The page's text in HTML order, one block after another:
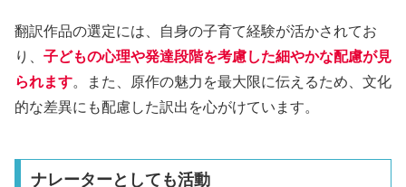
翻訳作品の選定には、自身の子育て経験が活かされてお
り、 子どもの心理や発達段階を考慮した細やかな配慮が見
られます。また、原作の魅力を最大限に伝えるため、文化
的な差異にも配慮した訳出を心がけています。
ナレーターとしても活動